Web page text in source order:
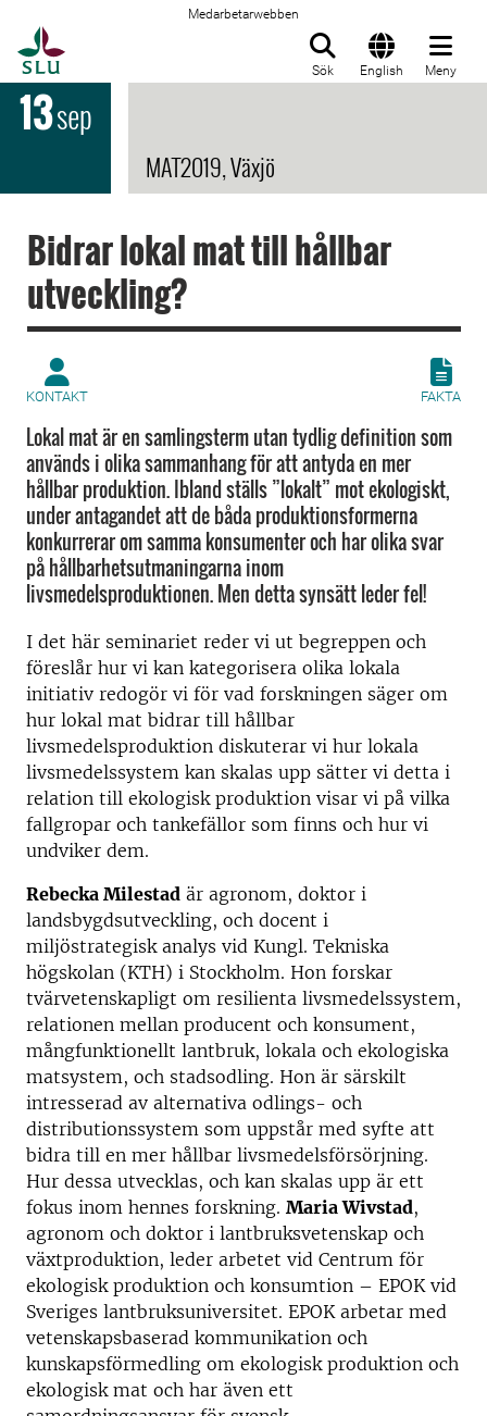
Medarbetarwebben
Sök English Meny
13sep
MAT2019, Växjö
Bidrar lokal mat till hållbar
utveckling?
KONTAKT FAKTA
Lokal mat är en samlingsterm utan tydlig definition som
används i olika sammanhang för att antyda en mer
hållbar produktion. Ibland ställs ”lokalt” mot ekologiskt,
under antagandet att de båda produktionsformerna
konkurrerar om samma konsumenter och har olika svar
på hållbarhetsutmaningarna inom
livsmedelsproduktionen. Men detta synsätt leder fel!
I det här seminariet reder vi ut begreppen och
föreslår hur vi kan kategorisera olika lokala
initiativ redogör vi för vad forskningen säger om
hur lokal mat bidrar till hållbar
livsmedelsproduktion diskuterar vi hur lokala
livsmedelssystem kan skalas upp sätter vi detta i
relation till ekologisk produktion visar vi på vilka
fallgropar och tankefällor som finns och hur vi
undviker dem.
Rebecka Milestad är agronom, doktor i
landsbygdsutveckling, och docent i
miljöstrategisk analys vid Kungl. Tekniska
högskolan (KTH) i Stockholm. Hon forskar
tvärvetenskapligt om resilienta livsmedelssystem,
relationen mellan producent och konsument,
mångfunktionellt lantbruk, lokala och ekologiska
matsystem, och stadsodling. Hon är särskilt
intresserad av alternativa odlings- och
distributionssystem som uppstår med syfte att
bidra till en mer hållbar livsmedelsförsörjning.
Hur dessa utvecklas, och kan skalas upp är ett
fokus inom hennes forskning. Maria Wivstad,
agronom och doktor i lantbruksvetenskap och
växtproduktion, leder arbetet vid Centrum för
ekologisk produktion och konsumtion – EPOK vid
Sveriges lantbruksuniversitet. EPOK arbetar med
vetenskapsbaserad kommunikation och
kunskapsförmedling om ekologisk produktion och
ekologisk mat och har även ett